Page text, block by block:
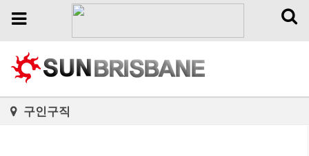
Toggle
Toggle
구인구직